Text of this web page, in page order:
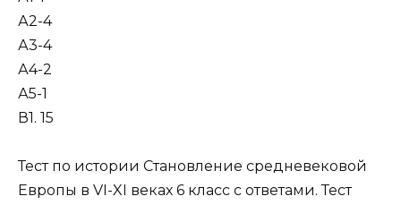
А2-4
А3-4
А4-2
А5-1
В1. 15
Тест по истории Становление средневековой
Европы в VI-XI веках 6 класс с ответами. Тест